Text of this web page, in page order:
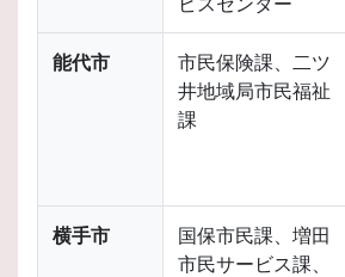
能代市
市民保険課、二ツ
井地域局市民福祉
課
横手市
国保市民課、増田
市民サービス課、